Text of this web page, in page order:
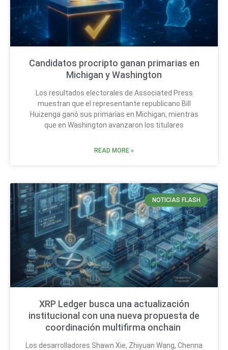
Candidatos procripto ganan primarias en
Michigan y Washington
Los resultados electorales de Associated Press
muestran que el representante republicano Bill
Huizenga ganó sus primarias en Michigan, mientras
que en Washington avanzaron los titulares
READ MORE »
NOTICIAS FLASH
XRP Ledger busca una actualización
institucional con una nueva propuesta de
coordinación multifirma onchain
Los desarrolladores Shawn Xie, Zhiyuan Wang, Chenna